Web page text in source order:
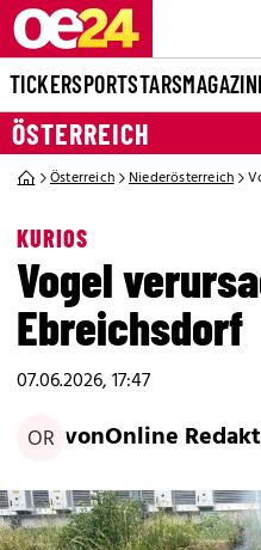
TICKERSPORTSTARS
ÖSTERREICH
Österreich Niederösterreich
KURIOS
Vogel
Ebreichsdorf
07.06.2026, 17:47
OR vonOnline